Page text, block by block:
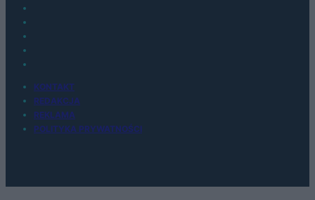
KONTAKT
REDAKCJA
REKLAMA
POLITYKA PRYWATNOŚCI